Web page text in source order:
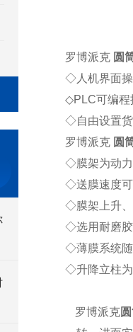
罗博派克 圆
◇人机界面操
◇PLC可编程
◇自由设置
罗博派克 圆
◇膜架为动力
◇送膜速度可
◇膜架上升
◇选用耐磨
◇薄膜系统
◇升降立柱为
罗博派克